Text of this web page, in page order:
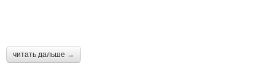
читать дальше →